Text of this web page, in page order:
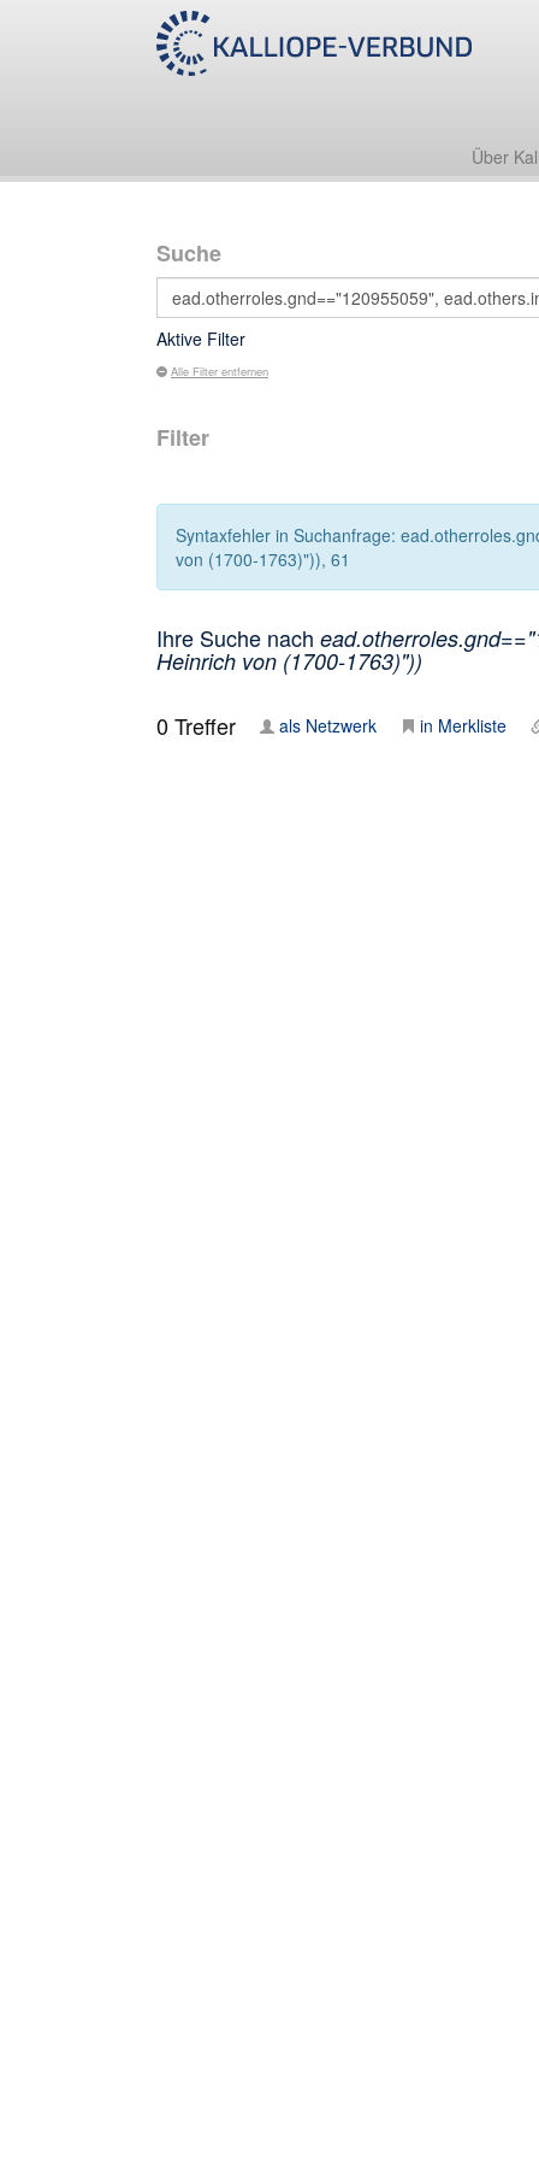
Über
Suche
Aktive Filter
Alle Filter entfernen
Filter
Syntaxfehler in Suchanfrage:
von (1700-1763)")), 61
Ihre Suche nach
Heinrich von (1700-1763)"))
0Treffer als Netzwerk in Merkliste